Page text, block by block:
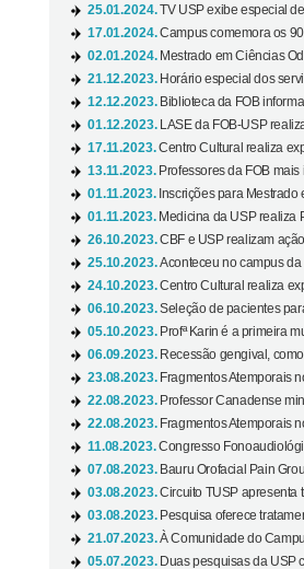
25.01.2024.TV USP exibe especial
17.01.2024.Campus comemora os
02.01.2024. Mestrado em Ciências
21.12.2023. Horário especial dos
12.12.2023. Biblioteca da FOB
01.12.2023.
LASE da FOB-USP
17.11.2023.Centro Cultural realiza
13.11.2023. Professores da FOB
01.11.2023. Inscrições para
01.11.2023. Medicina da USP realiza
26.10.2023.CBF e USP realizam
25.10.2023.Aconteceu no campus da
24.10.2023.Centro Cultural realiza
06.10.2023.Seleção de pacientes
05.10.2023. Profª Karin é a primeira
06.09.2023. Recessão gengival,
23.08.2023. Fragmentos Atemporais
22.08.2023. Professor Canadense
22.08.2023. Fragmentos Atemporais
11.08.2023.Congresso
07.08.2023. Bauru Orofacial Pain
03.08.2023.Circuito TUSP apresenta
03.08.2023. Pesquisa oferece
21.07.2023.À Comunidade do
05.07.2023. Duas pesquisas da USP